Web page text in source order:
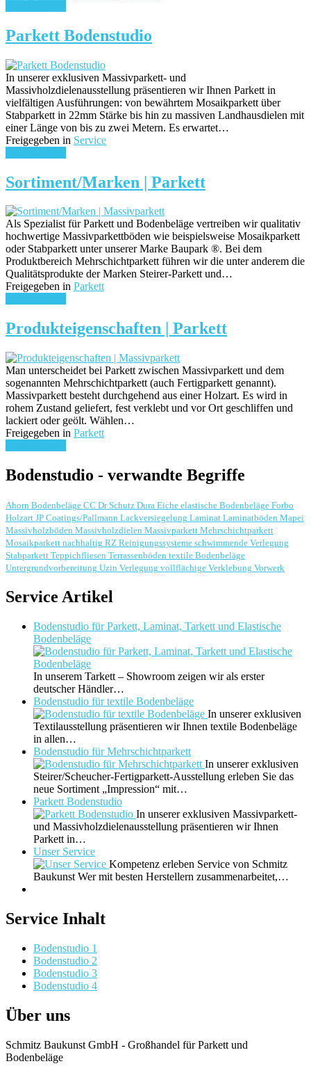
Parkett Bodenstudio
In unserer exklusiven Massivparkett- und
Massivholzdielenausstellung präsentieren wir Ihnen Parkett in
vielfältigen Ausführungen: von bewährtem Mosaikparkett über
Stabparkett in 22mm Stärke bis hin zu massiven Landhausdielen mit
einer Länge von bis zu zwei Metern. Es erwartet…
Freigegeben in Service
Sortiment/Marken | Parkett
Als Spezialist für Parkett und Bodenbeläge vertreiben wir qualitativ
hochwertige Massivparkettböden wie beispielsweise Mosaikparkett
oder Stabparkett unter unserer Marke Baupark ®. Bei dem
Produktbereich Mehrschichtparkett führen wir die unter anderem die
Qualitätsprodukte der Marken Steirer-Parkett und…
Freigegeben in Parkett
Produkteigenschaften | Parkett
Man unterscheidet bei Parkett zwischen Massivparkett und dem
sogenannten Mehrschichtparkett (auch Fertigparkett genannt).
Massivparkett besteht durchgehend aus einer Holzart. Es wird in
rohem Zustand geliefert, fest verklebt und vor Ort geschliffen und
lackiert oder geölt. Wählen…
Freigegeben in Parkett
Bodenstudio - verwandte Begriffe
Ahorn Bodenbeläge CC Dr Schutz Dura Eiche elastische Bodenbeläge Forbo
Holzart JP Coatings/Pallmann Lackversiegelung Laminat Laminatböden Mapei
Massivholzböden Massivholzdielen Massivparkett Mehrschichtparkett
Mosaikparkett nachhaltig RZ Reinigungssysteme schwimmende Verlegung
Stabparkett Teppichfliesen Terrassenböden textile Bodenbeläge
Untergrundvorbereitung Uzin Verlegung vollflächige Verklebung Vorwerk
Service Artikel
Bodenstudio für Parkett, Laminat, Tarkett und Elastische
Bodenbeläge
In unserem Tarkett – Showroom zeigen wir als erster
deutscher Händler…
Bodenstudio für textile Bodenbeläge
In unserer exklusiven
Textilausstellung präsentieren wir Ihnen textile Bodenbeläge
in allen…
Bodenstudio für Mehrschichtparkett
In unserer exklusiven
Steirer/Scheucher-Fertigparkett-Ausstellung erleben Sie das
neue Sortiment „Impression“ mit…
Parkett Bodenstudio
In unserer exklusiven Massivparkett-
und Massivholzdielenausstellung präsentieren wir Ihnen
Parkett in…
Unser Service
Kompetenz erleben Service von Schmitz
Baukunst Wer mit besten Herstellern zusammenarbeitet,…
Service Inhalt
Bodenstudio 1
Bodenstudio 2
Bodenstudio 3
Bodenstudio 4
Über uns
Schmitz Baukunst GmbH - Großhandel für Parkett und
Bodenbeläge